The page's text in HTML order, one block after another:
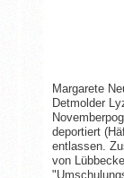
Margarete
Detmolder
deportiert
entlassen.
von